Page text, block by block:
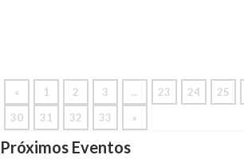
« 1 2 3 … 23 24 25
30
31 32 33 »
Próximos Eventos